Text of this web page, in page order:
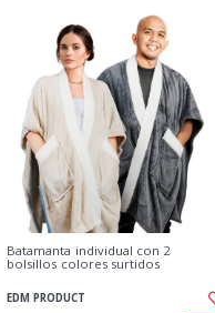
Batamanta individual con 2
bolsillos colores surtidos
EDM PRODUCT